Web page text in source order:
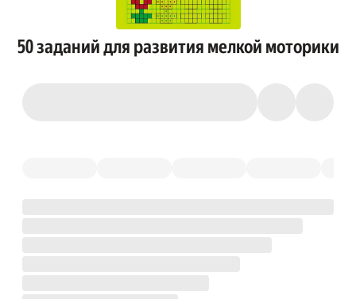
50 заданий для развития мелкой моторики